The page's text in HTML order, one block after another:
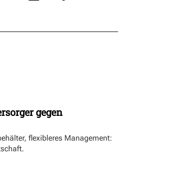
gegen
flexibleres Management: